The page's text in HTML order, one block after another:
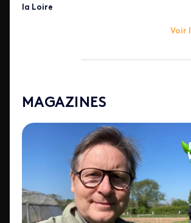
la Loire
Voir
MAGAZINES